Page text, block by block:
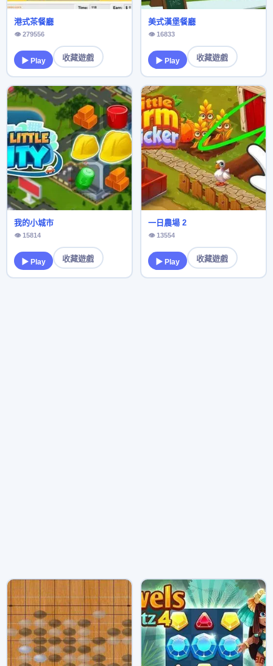
港式茶餐廳
👁 279556
▶ Play 收藏遊戲
美式漢堡餐廳
👁 16833
▶ Play 收藏遊戲
我的小城市
👁 15814
▶ Play 收藏遊戲
一日農場 2
👁 13554
▶ Play 收藏遊戲